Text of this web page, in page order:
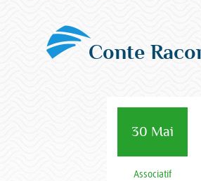
Conte
30 Mai
Associatif